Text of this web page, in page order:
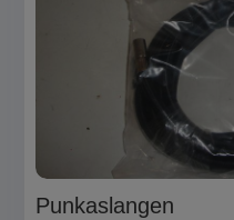
Punkaslangen